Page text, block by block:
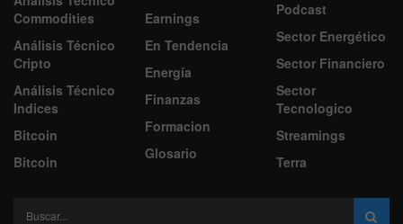
Commodities
Análisis Técnico
Cripto
Análisis Técnico
Indices
Bitcoin
Bitcoin
Earnings
En Tendencia
Energía
Finanzas
Formacion
Glosario
Podcast
Sector Energético
Sector Financiero
Sector
Tecnologico
Streamings
Terra